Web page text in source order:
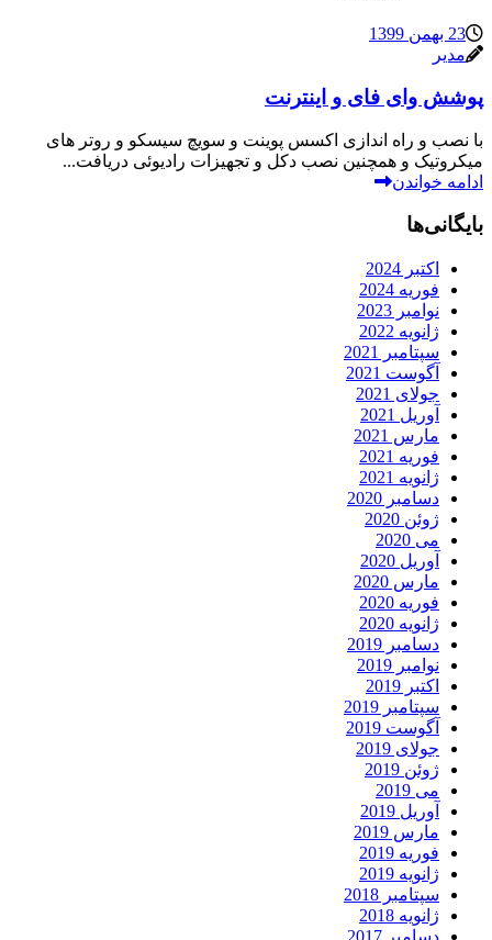
23 بهمن 1399
مدیر
پوشش وای فای و اینترنت
با نصب و راه اندازی اکسس پوینت و سویچ سیسکو و روتر های
میکروتیک و همچنین نصب دکل و تجهیزات رادیوئی دریافت...
ادامه خواندن
بایگانی‌ها
اکتبر 2024
فوریه 2024
نوامبر 2023
ژانویه 2022
سپتامبر 2021
آگوست 2021
جولای 2021
آوریل 2021
مارس 2021
فوریه 2021
ژانویه 2021
دسامبر 2020
ژوئن 2020
می 2020
آوریل 2020
مارس 2020
فوریه 2020
ژانویه 2020
دسامبر 2019
نوامبر 2019
اکتبر 2019
سپتامبر 2019
آگوست 2019
جولای 2019
ژوئن 2019
می 2019
آوریل 2019
مارس 2019
فوریه 2019
ژانویه 2019
سپتامبر 2018
ژانویه 2018
دسامبر 2017